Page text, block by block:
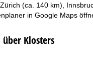
(ca. 140 km),
in Google Maps
Klosters